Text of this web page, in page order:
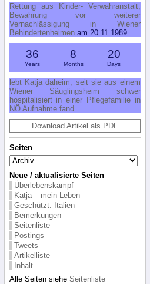
Rettung aus Kinder- Verwahranstalt,
Bewahrung vor weiterer
Vernachlässigung in Wiener
Behindertenheimenam 20.11.1989.
36
Years
8
Months
20
Days
lebt Katja daheim, seit sie aus einem
Wiener Säuglingsheim schwer
hospitalisiert in einer Pflegefamilie in
NÖ Aufnahme fand.
Download Artikel als PDF
Seiten
Neue / aktualisierte Seiten
Überlebenskampf
Katja – mein Leben
Geschützt: Italien
Bemerkungen
Seitenliste
Postings
Tweets
Artikelliste
Inhalt
Alle Seiten siehe Seitenliste